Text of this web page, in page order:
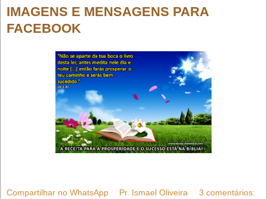
IMAGENS E MENSAGENS PARA
FACEBOOK
Compartilhar no WhatsApp Pr. Ismael Oliveira 3 comentários: